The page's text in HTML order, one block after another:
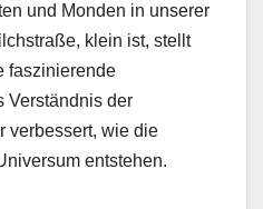
und Monden in unserer
klein ist, stellt
faszinierende
Verständnis der
verbessert, wie die
entstehen.